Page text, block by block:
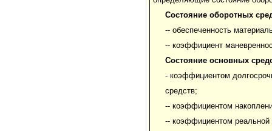
Состояние оборотных
-- обеспеченность
-- коэффициент
Состояние основных
- коэффициентом
средств;
-- коэффициентом
-- коэффициентом